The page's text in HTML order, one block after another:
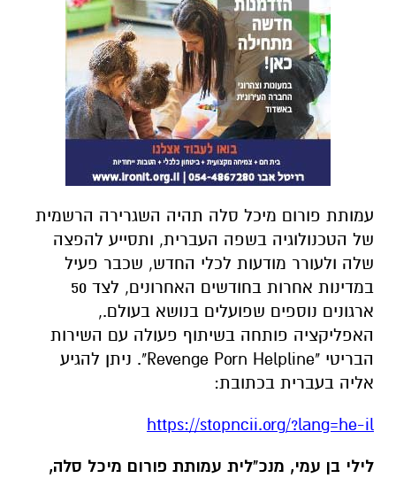
עמותת פורום מיכל סלה תהיה השגרירה הרשמית
של הטכנולוגיה בשפה העברית, ותסייע להפצה
שלה ולעורר מודעות לכלי החדש, שכבר פעיל
במדינות אחרות בחודשים האחרונים, לצד 50
ארגונים נוספים שפועלים בנושא בעולם.,
האפליקציה פותחה בשיתוף פעולה עם השירות
הבריטי "Revenge Porn Helpline". ניתן להגיע
אליה בעברית בכתובת:
https://stopncii.org/?lang=he-il
לילי בן עמי, מנכ"לית עמותת פורום מיכל סלה,